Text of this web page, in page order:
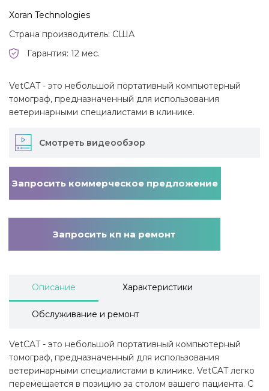
Xoran Technologies
Страна производитель: США
Гарантия: 12 мес.
VetCAT - это небольшой портативный компьютерный
томограф, предназначенный для использования
ветеринарными специалистами в клинике.
Смотреть видеообзор
Запросить коммерческое предложение
Запросить кп на ремонт
Описание Характеристики
Обслуживание и ремонт
VetCAT - это небольшой портативный компьютерный
томограф, предназначенный для использования
ветеринарными специалистами в клинике. VetCAT легко
перемещается в позицию за столом вашего пациента. С